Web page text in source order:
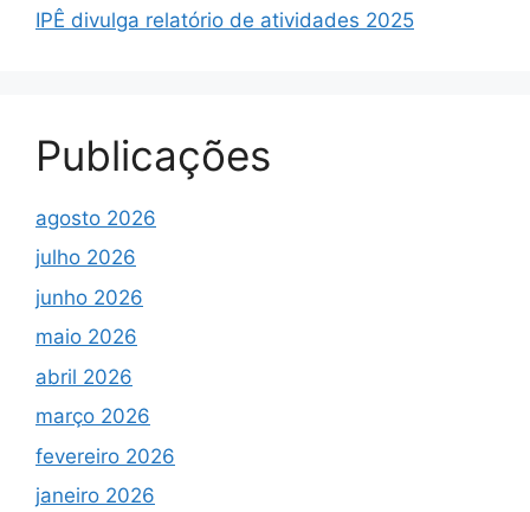
IPÊ divulga relatório de atividades 2025
Publicações
agosto 2026
julho 2026
junho 2026
maio 2026
abril 2026
março 2026
fevereiro 2026
janeiro 2026